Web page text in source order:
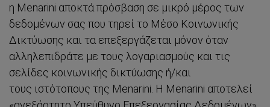
η Menarini αποκτά πρόσβαση σε μικρό μέρος των
δεδομένων σας που τηρεί το Μέσο Κοινωνικής
Δικτύωσης και τα επεξεργάζεται μόνον όταν
αλληλεπιδράτε με τους λογαριασμούς και τις
σελίδες κοινωνικής δικτύωσης ή/και
τους ιστότοπους της Menarini. Η Menarini αποτελεί